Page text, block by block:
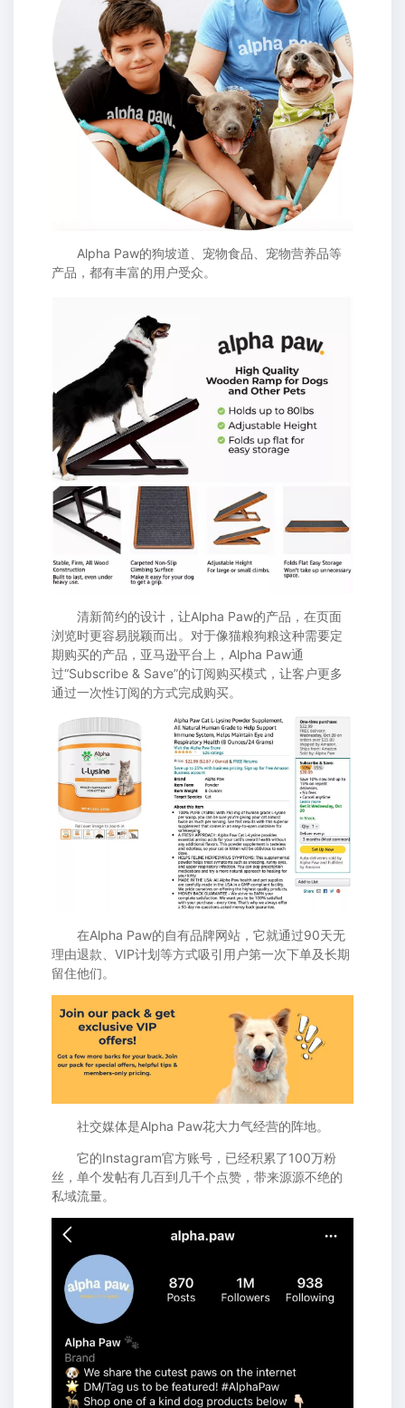
Alpha Paw的狗坡道、宠物食品、宠物营养品等
产品，都有丰富的用户受众。
清新简约的设计，让Alpha Paw的产品，在页面
浏览时更容易脱颖而出。对于像猫粮狗粮这种需要定
期购买的产品，亚马逊平台上，Alpha Paw通
过“Subscribe & Save”的订阅购买模式，让客户更多
通过一次性订阅的方式完成购买。
在Alpha Paw的自有品牌网站，它就通过90天无
理由退款、VIP计划等方式吸引用户第一次下单及长期
留住他们。
社交媒体是Alpha Paw花大力气经营的阵地。
它的Instagram官方账号，已经积累了100万粉
丝，单个发帖有几百到几千个点赞，带来源源不绝的
私域流量。